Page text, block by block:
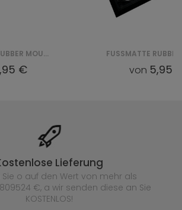
FUSSMATTE RUBBER EYE MAT (VI 5007)
€ von 4,28
Lieferung
Sie o auf den Wert von mehr als
€, a wir senden diese an Sie
KOSTENLOS!